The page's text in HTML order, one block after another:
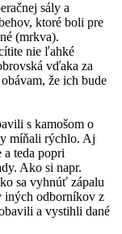
sály a
ktoré boli pre
(mrkva).
nie ľahké
vďaka za
že ich bude
s kamošom o
míňali rýchlo. Aj
teda popri
Ako si napr.
sa vyhnúť zápalu
iných odborníkov z
a vystihli dané